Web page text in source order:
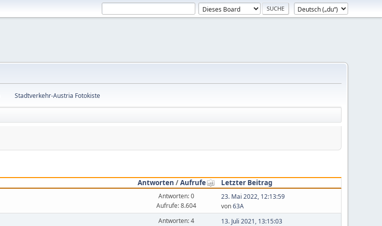
Stadtverkehr-Austria Fotokiste
Antworten /Aufrufe
Letzter Beitrag
Antworten: 0
Aufrufe: 8.604
23. Mai 2022, 12:13:59
von63A
Antworten: 4
13. Juli 2021, 13:15:03